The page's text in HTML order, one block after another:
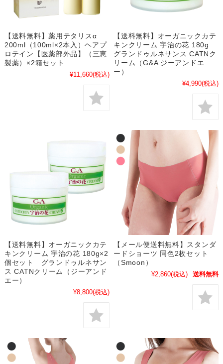
【送料無料】薬用テタリスα
200ml（100ml×2本入）ヘアプ
ロテイン【医薬部外品】（三恵
製薬）×2箱セット
¥11,660(税込)
【送料無料】オーガニックカテ
キンクリーム 宇治の花 180g
グランドゥルネサンス CATNク
リーム（G&A ジーアンドエ
ー）
¥4,990(税込)
【送料無料】オーガニックカテ
キンクリーム 宇治の花 180g×2
個セット グランドゥルネサン
ス CATNクリーム（ジーアンド
エー）
¥8,800(税込)
【メール便送料無料】スタンダ
ードショーツ 同色2枚セット
（Smoon）
¥2,860(税込) 送料無料